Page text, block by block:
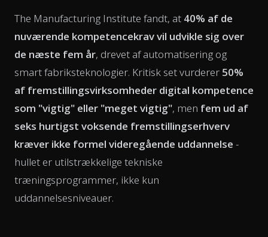
The Manufacturing Institute fandt, at 40% af de
nuværende kompetencekrav vil udvikle sig over
de næste fem år, drevet af automatisering og
smart fabriksteknologier. Kritisk set vurderer 50%
af fremstillingsvirksomheder digital kompetence
som "vigtig" eller "meget vigtig", men fem ud af
seks hurtigst voksende fremstillingserhverv
kræver ikke formel videregående uddannelse -
hullet er utilstrækkelige tekniske
træningsprogrammer, ikke kun
uddannelsesniveauer.